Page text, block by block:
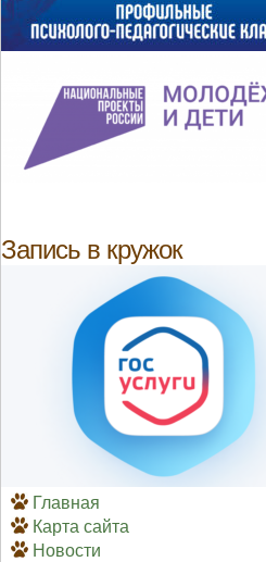
Запись в кружок
Главная
Карта сайта
Новости